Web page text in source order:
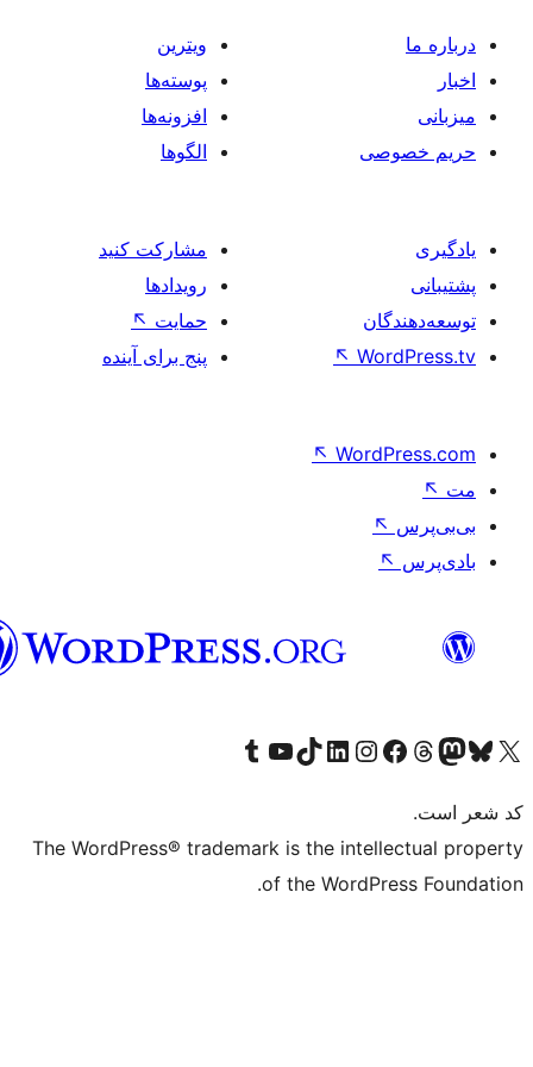
فارسی